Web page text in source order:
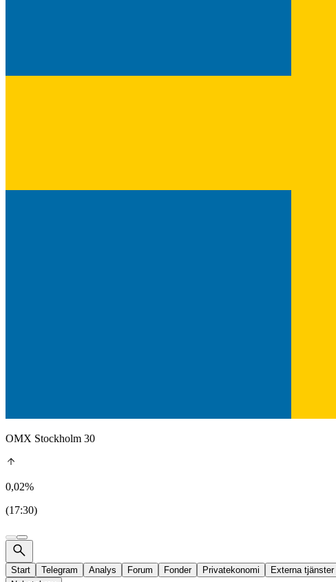
OMX Stockholm 30
0,02%
(17:30)
Start Telegram Analys Forum Fonder Privatekonomi Externa tjänster